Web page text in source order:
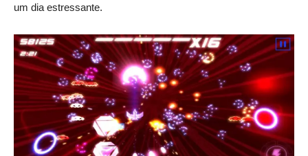
um dia estressante.